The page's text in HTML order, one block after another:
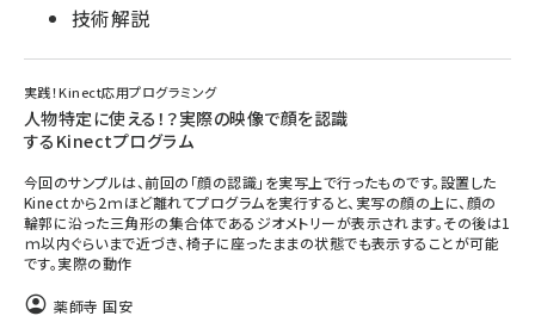
技術解説
実践！Kinect応用プログラミング
人物特定に使える！？実際の映像で顔を認識
するKinectプログラム
今回のサンプルは、前回の「顔の認識」を実写上で行ったものです。設置した
Kinectから2ｍほど離れてプログラムを実行すると、実写の顔の上に、顔の
輪郭に沿った三角形の集合体であるジオメトリーが表示されます。その後は1
ｍ以内ぐらいまで近づき、椅子に座ったままの状態でも表示することが可能
です。実際の動作
薬師寺 国安